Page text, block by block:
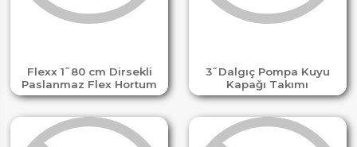
Flexx 1 ̋ 80 cm Dirsekli
Paslanmaz Flex Hortum
3 ̋ Dalgıç Pompa Kuyu
Kapağı Takımı